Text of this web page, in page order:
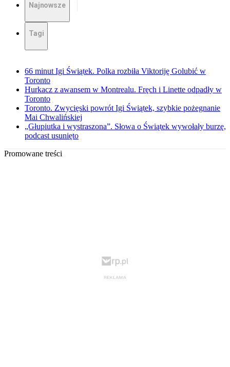
Najnowsze
Tagi
66 minut Igi Świątek. Polka rozbiła Viktoriję Golubić w
Toronto
Hurkacz z awansem w Montrealu. Fręch i Linette odpadły w
Toronto
Toronto. Zwycięski powrót Igi Świątek, szybkie pożegnanie
Mai Chwalińskiej
„Głupiutka i wystraszona”. Słowa o Świątek wywołały burzę,
podcast usunięto
Promowane treści